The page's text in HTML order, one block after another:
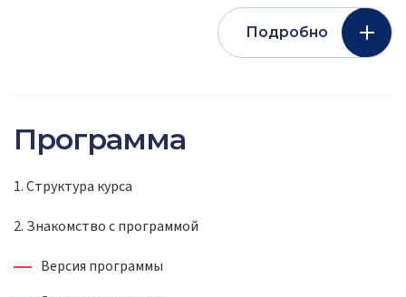
Подробно
Программа
1. Структура курса
2. Знакомство с программой
Версия программы